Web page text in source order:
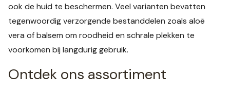
ook de huid te beschermen. Veel varianten bevatten
tegenwoordig verzorgende bestanddelen zoals aloë
vera of balsem om roodheid en schrale plekken te
voorkomen bij langdurig gebruik.
Ontdek ons assortiment